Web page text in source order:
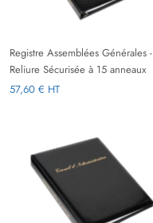
Registre Assemblées Générales -
Reliure Sécurisée à 15 anneaux
57,60 € HT